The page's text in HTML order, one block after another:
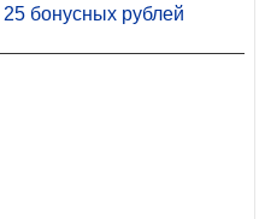
25 бонусных рублей